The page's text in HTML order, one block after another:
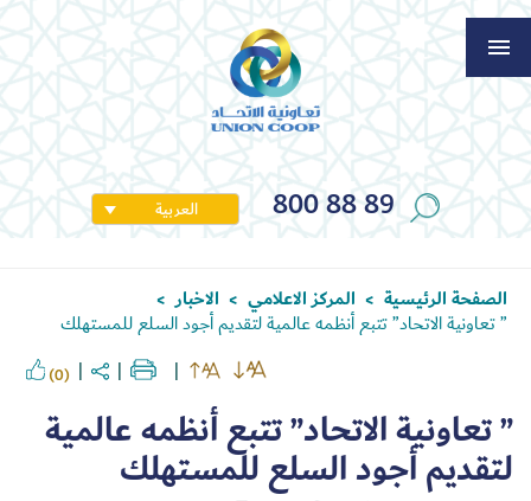
800 88 89 العربية
الصفحة الرئيسية > المركز الاعلامي > الاخبار >
” تعاونية الاتحاد” تتبع أنظمه عالمية لتقديم أجود السلع للمستهلك
(0)
” تعاونية الاتحاد” تتبع أنظمه عالمية
لتقديم أجود السلع للمستهلك